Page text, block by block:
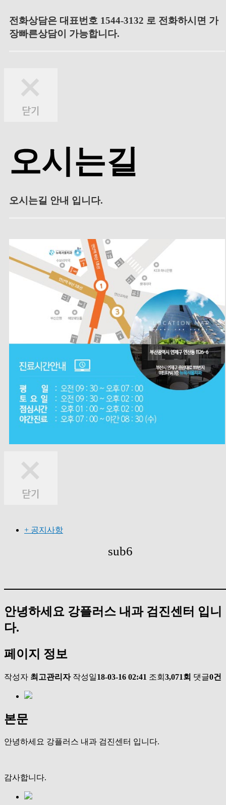
전화상담은 대표번호 1544-3132 로 전화하시면 가
장빠른상담이 가능합니다.
오시는길
오시는길 안내 입니다.
+ 공지사항
sub6
안녕하세요 강플러스 내과 검진센터 입니
다.
페이지 정보
작성자 최고관리자 작성일18-03-16 02:41 조회 3,071회 댓글0건
본문
안녕하세요 강플러스 내과 검진센터 입니다.
감사합니다.